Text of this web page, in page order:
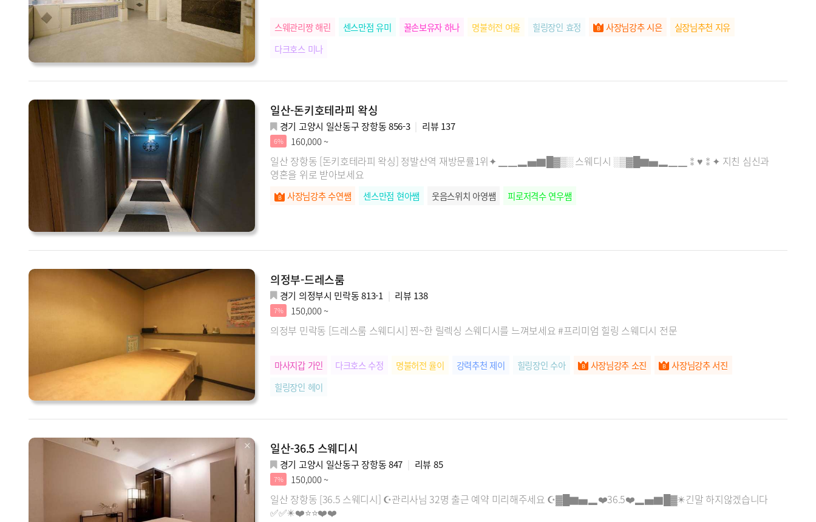
스웨관리짱 해린 센스만점 유미 꿀손보유자 하나 명불허전 여울 힐링장인 효정 사장님강추 시은
실장님추천 지유
다크호스 미나
일산-돈키호테라피 왁싱
경기 고양시 일산동구 장항동 856-3 리뷰 137
6% 160,000 ~
일산 장항동 [돈키호테라피 왁싱] 정발산역 재방문률1위✦ ▁▁▂▅▇█▓▒░ 스웨디시 ░▒▓█▇▅▂​▁▁⁑♥⁑✦ 지친 심신과
영혼을 위로 받아보세요
사장님강추 수연쌤 센스만점 현아쌤 웃음스위치 아영쌤 피로저격수 연우쌤
의정부-드레스룸
경기 의정부시 민락동 813-1 리뷰 138
7% 150,000 ~
의정부 민락동 [드레스룸 스웨디시] 찐~한 릴렉싱 스웨디시를 느껴보세요 #프리미엄 힐링 스웨디시 전문
마사지갑 가인 다크호스 수정 명불허전 율이 강력추천 제이 힐링장인 수아 사장님강추 소진
사장님강추 서진
힐링장인 헤이
일산-36.5 스웨디시
경기 고양시 일산동구 장항동 847 리뷰 85
7% 150,000 ~
일산 장항동 [36.5 스웨디시] ☪️관리사님 32명 출근 예약 미리해주세요 ☪️▓█▇▅▂❤️36.5❤️▂▅▇█▓✴️긴말 하지않겠습니다
✅️✅️✴️❤️⭐⭐❤️❤️